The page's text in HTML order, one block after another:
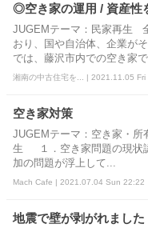
◎空き家の運用 / 資産性
JUGEMテーマ：民家再生
おり、国や自治体、企業が
では、藤沢市内での空き家で
湘南の中古住宅を... | 2021.11.05 Fri
空き家対策
JUGEMテーマ：空き家・所
生 １．空き家問題の現状
加の問題が浮上して...
Mach Cafe | 2021.07.04 Sun 22:22
地震で壁が剥がれました